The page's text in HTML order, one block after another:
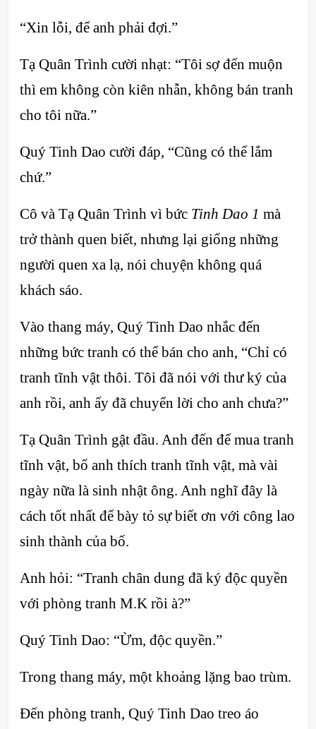
“Xin lỗi, để anh phải đợi.”
Tạ Quân Trình cười nhạt: “Tôi sợ đến muộn
thì em không còn kiên nhẫn, không bán tranh
cho tôi nữa.”
Quý Tinh Dao cười đáp, “Cũng có thể lắm
chứ.”
Cô và Tạ Quân Trình vì bức Tinh Dao 1 mà
trở thành quen biết, nhưng lại giống những
người quen xa lạ, nói chuyện không quá
khách sáo.
Vào thang máy, Quý Tinh Dao nhắc đến
những bức tranh có thể bán cho anh, “Chỉ có
tranh tĩnh vật thôi. Tôi đã nói với thư ký của
anh rồi, anh ấy đã chuyển lời cho anh chưa?”
Tạ Quân Trình gật đầu. Anh đến để mua tranh
tĩnh vật, bố anh thích tranh tĩnh vật, mà vài
ngày nữa là sinh nhật ông. Anh nghĩ đây là
cách tốt nhất để bày tỏ sự biết ơn với công lao
sinh thành của bố.
Anh hỏi: “Tranh chân dung đã ký độc quyền
với phòng tranh M.K rồi à?”
Quý Tinh Dao: “Ừm, độc quyền.”
Trong thang máy, một khoảng lặng bao trùm.
Đến phòng tranh, Quý Tinh Dao treo áo